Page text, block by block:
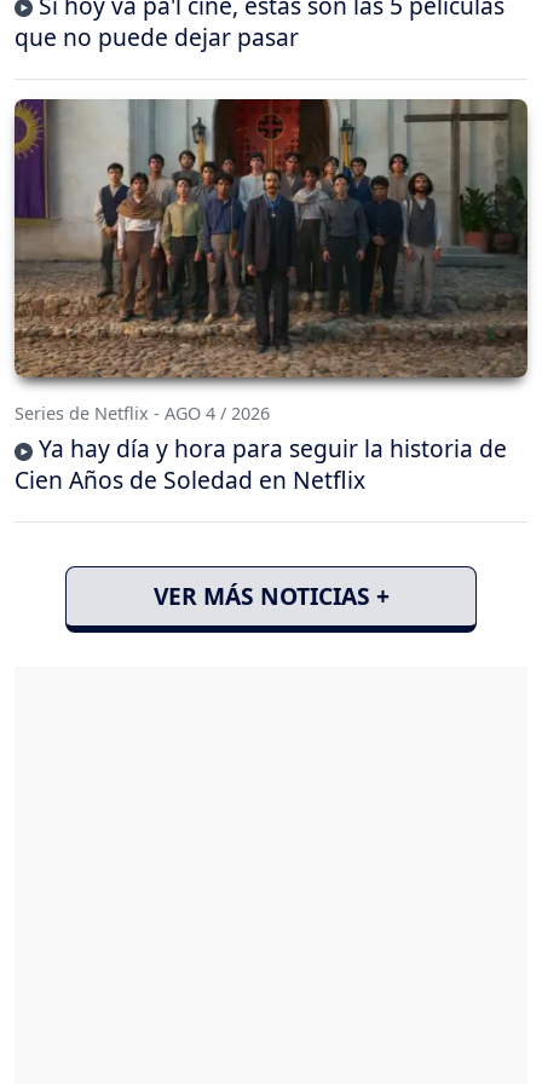
que no puede dejar pasar
Series de Netflix - AGO 4 / 2026
Ya hay día y hora para seguir la historia de
Cien Años de Soledad en Netflix
VER MÁS NOTICIAS +